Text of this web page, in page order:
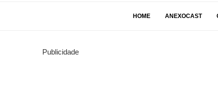
HOME ANEXOCAST
Publicidade